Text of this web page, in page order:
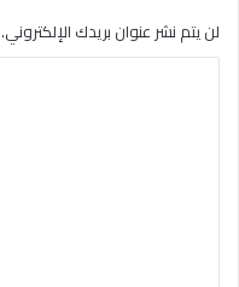
لن يتم نشر عنوان بريدك الإلكتروني.